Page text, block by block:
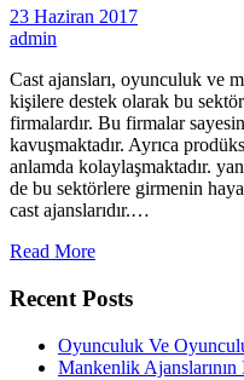
23 Haziran 2017
admin
Cast ajansları, oyunculuk ve
kişilere destek olarak bu
firmalardır. Bu firmalar
kavuşmaktadır. Ayrıca
anlamda kolaylaşmaktadır.
de bu sektörlere girmenin
cast ajanslarıdır.…
Read More
Recent Posts
Oyunculuk Ve
Mankenlik Ajanslarının